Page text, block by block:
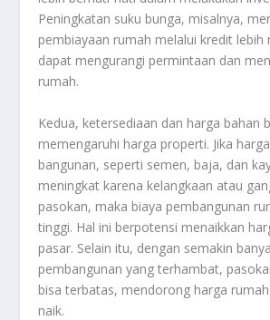
Peningkatan suku bunga, misalnya,
pembiayaan rumah melalui kredit lebih
dapat mengurangi permintaan dan
rumah.
Kedua, ketersediaan dan harga bahan
memengaruhi harga properti. Jika
bangunan, seperti semen, baja, dan
meningkat karena kelangkaan atau
pasokan, maka biaya pembangunan
tinggi. Hal ini berpotensi menaikkan
pasar. Selain itu, dengan semakin
pembangunan yang terhambat,
bisa terbatas, mendorong harga
naik.